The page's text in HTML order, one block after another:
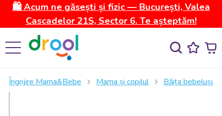
🛍️ Acum ne găsești și fizic — București, Valea
Cascadelor 21S, Sector 6. Te așteptăm!
Îngrijire Mama&Bebe Mama și copilul Băița bebelușului